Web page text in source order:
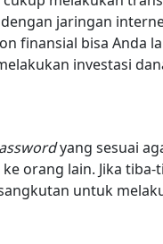
jaringan
finansial bisa Anda
investasi
yang sesuai
orang lain. Jika tiba-
untuk